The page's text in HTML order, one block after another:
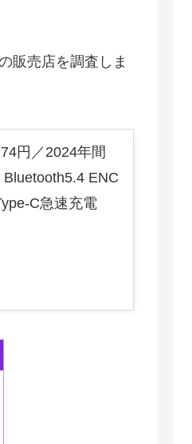
販売店を調査しま
円／2024年間
ENC
急速充電